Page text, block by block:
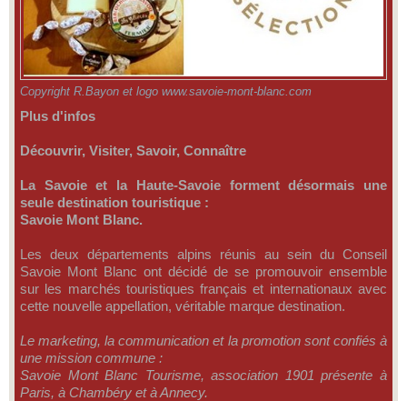
Copyright R.Bayon et logo www.savoie-mont-blanc.com
Plus d'infos
Découvrir, Visiter, Savoir, Connaître
La Savoie et la Haute-Savoie forment désormais une
seule destination touristique :
Savoie Mont Blanc.
Les deux départements alpins réunis au sein du Conseil
Savoie Mont Blanc ont décidé de se promouvoir ensemble
sur les marchés touristiques français et internationaux avec
cette nouvelle appellation, véritable marque destination.
Le marketing, la communication et la promotion sont confiés à
une mission commune :
Savoie Mont Blanc Tourisme, association 1901 présente à
Paris, à Chambéry et à Annecy.